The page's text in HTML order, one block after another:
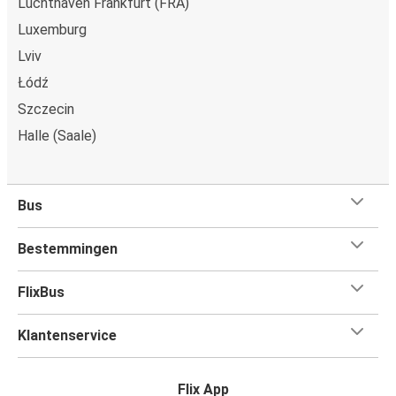
Luxemburg
Lviv
Łódź
Szczecin
Halle (Saale)
Bus
Bestemmingen
FlixBus
Klantenservice
Flix App